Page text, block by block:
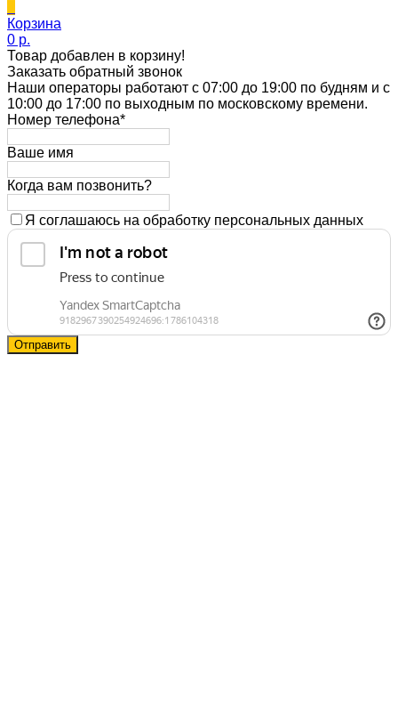
Корзина
0 p.
Товар добавлен в корзину!
Заказать обратный звонок
Наши операторы работают с 07:00 до 19:00 по будням и с
10:00 до 17:00 по выходным по московскому времени.
Номер телефона*
Ваше имя
Когда вам позвонить?
Я соглашаюсь на обработку персональных данных